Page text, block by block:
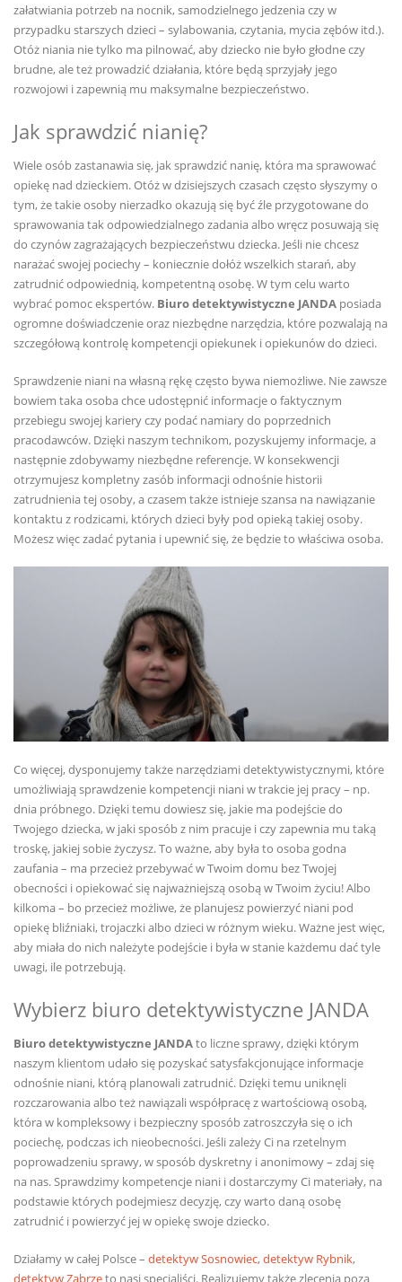
załatwiania potrzeb na nocnik, samodzielnego jedzenia czy w
przypadku starszych dzieci – sylabowania, czytania, mycia zębów itd.).
Otóż niania nie tylko ma pilnować, aby dziecko nie było głodne czy
brudne, ale też prowadzić działania, które będą sprzyjały jego
rozwojowi i zapewnią mu maksymalne bezpieczeństwo.
Jak sprawdzić nianię?
Wiele osób zastanawia się, jak sprawdzić nanię, która ma sprawować
opiekę nad dzieckiem. Otóż w dzisiejszych czasach często słyszymy o
tym, że takie osoby nierzadko okazują się być źle przygotowane do
sprawowania tak odpowiedzialnego zadania albo wręcz posuwają się
do czynów zagrażających bezpieczeństwu dziecka. Jeśli nie chcesz
narażać swojej pociechy – koniecznie dołóż wszelkich starań, aby
zatrudnić odpowiednią, kompetentną osobę. W tym celu warto
wybrać pomoc ekspertów. Biuro detektywistyczne JANDA posiada
ogromne doświadczenie oraz niezbędne narzędzia, które pozwalają na
szczegółową kontrolę kompetencji opiekunek i opiekunów do dzieci.
Sprawdzenie niani na własną rękę często bywa niemożliwe. Nie zawsze
bowiem taka osoba chce udostępnić informacje o faktycznym
przebiegu swojej kariery czy podać namiary do poprzednich
pracodawców. Dzięki naszym technikom, pozyskujemy informacje, a
następnie zdobywamy niezbędne referencje. W konsekwencji
otrzymujesz kompletny zasób informacji odnośnie historii
zatrudnienia tej osoby, a czasem także istnieje szansa na nawiązanie
kontaktu z rodzicami, których dzieci były pod opieką takiej osoby.
Możesz więc zadać pytania i upewnić się, że będzie to właściwa osoba.
Co więcej, dysponujemy także narzędziami detektywistycznymi, które
umożliwiają sprawdzenie kompetencji niani w trakcie jej pracy – np.
dnia próbnego. Dzięki temu dowiesz się, jakie ma podejście do
Twojego dziecka, w jaki sposób z nim pracuje i czy zapewnia mu taką
troskę, jakiej sobie życzysz. To ważne, aby była to osoba godna
zaufania – ma przecież przebywać w Twoim domu bez Twojej
obecności i opiekować się najważniejszą osobą w Twoim życiu! Albo
kilkoma – bo przecież możliwe, że planujesz powierzyć niani pod
opiekę bliźniaki, trojaczki albo dzieci w różnym wieku. Ważne jest więc,
aby miała do nich należyte podejście i była w stanie każdemu dać tyle
uwagi, ile potrzebują.
Wybierz biuro detektywistyczne JANDA
Biuro detektywistyczne JANDAto liczne sprawy, dzięki którym
naszym klientom udało się pozyskać satysfakcjonujące informacje
odnośnie niani, którą planowali zatrudnić. Dzięki temu uniknęli
rozczarowania albo też nawiązali współpracę z wartościową osobą,
która w kompleksowy i bezpieczny sposób zatroszczyła się o ich
pociechę, podczas ich nieobecności. Jeśli zależy Ci na rzetelnym
poprowadzeniu sprawy, w sposób dyskretny i anonimowy – zdaj się
na nas. Sprawdzimy kompetencje niani i dostarczymy Ci materiały, na
podstawie których podejmiesz decyzję, czy warto daną osobę
zatrudnić i powierzyć jej w opiekę swoje dziecko.
Działamy w całej Polsce – detektyw Sosnowiec,detektyw Rybnik,
detektyw Zabrzeto nasi specjaliści. Realizujemy także zlecenia poza